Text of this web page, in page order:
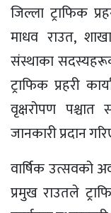
जिल्ला ट्राफिक
माधव राउत,
संस्थाका
ट्राफिक प्रहरी
वृक्षरोपण पश्चात
जानकारी प्रदान
वार्षिक उत्सवको
प्रमुख राउतले